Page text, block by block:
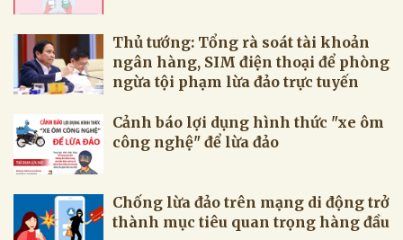
Thủ tướng: Tổng rà soát tài khoản
ngân hàng, SIM điện thoại để phòng
ngừa tội phạm lừa đảo trực tuyến
Cảnh báo lợi dụng hình thức "xe ôm
công nghệ" để lừa đảo
Chống lừa đảo trên mạng di động trở
thành mục tiêu quan trọng hàng đầu